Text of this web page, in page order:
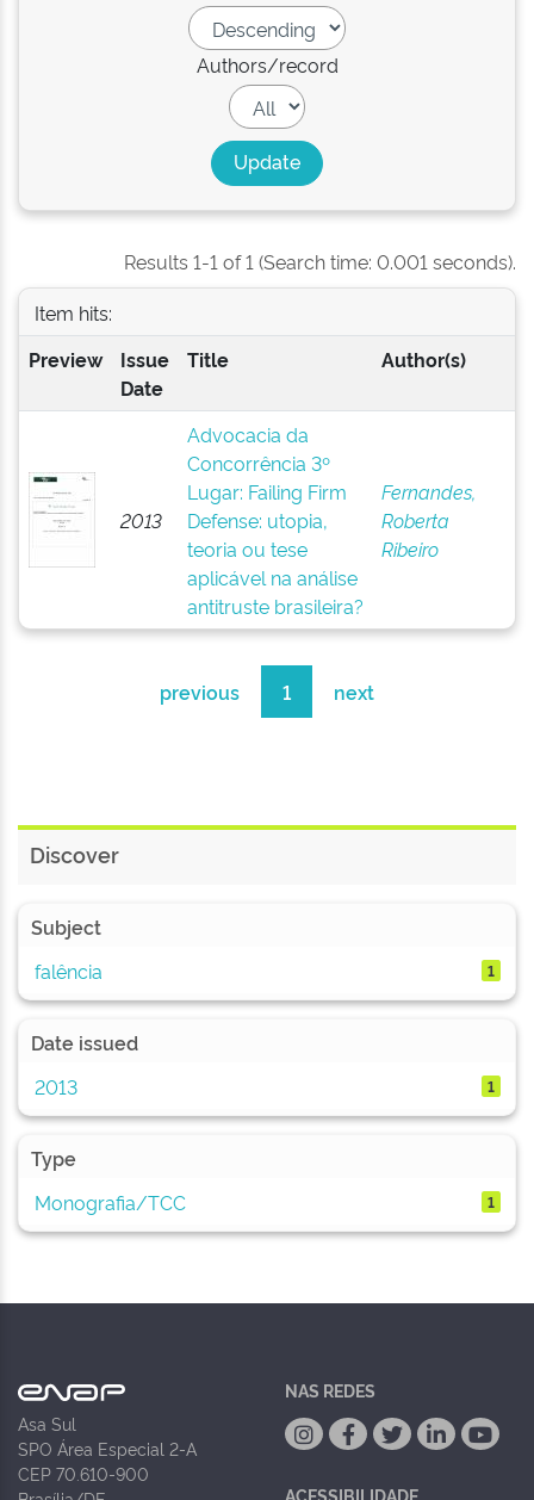
Authors/record
Results 1-1 of 1 (Search time: 0.001 seconds).
Item hits:
Preview
Issue
Date
Title Author(s)
2013
Advocacia da
Concorrência 3º
Lugar: Failing Firm
Defense: utopia,
teoria ou tese
aplicável na análise
antitruste brasileira?
Fernandes,
Roberta
Ribeiro
previous 1 next
Discover
Subject
falência
1
Date issued
2013
1
Type
Monografia/TCC
1
Asa Sul
SPO Área Especial 2-A
CEP 70.610-900
NAS REDES
ACESSIBILIDADE